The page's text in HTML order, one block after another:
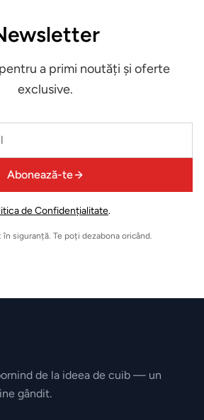
Miele
Villeroy&Boch
Parfumuri
Esteban
Paris
a primi noutăți și oferte
exclusive.
Abonează-te
de Confidențialitate.
siguranță. Te poți dezabona oricând.
de la ideea de cuib — un
gândit.